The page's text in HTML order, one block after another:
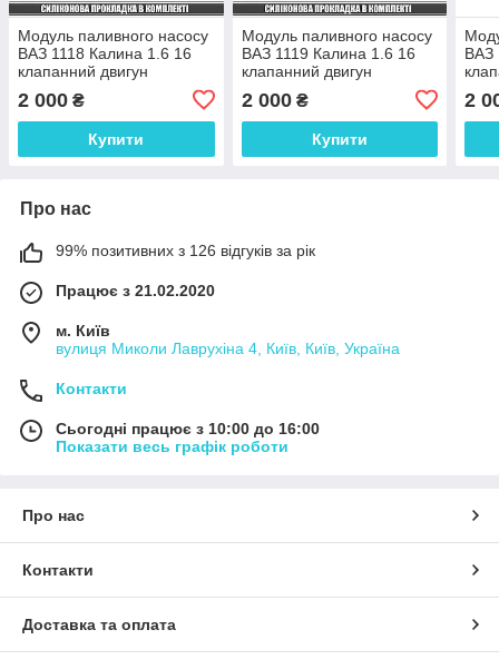
Модуль паливного насосу
ВАЗ 1118 Калина 1.6 16
клапанний двигун
2 000 ₴
Купити
Модуль паливного насосу
ВАЗ 1119 Калина 1.6 16
клапанний двигун
2 000₴
Купити
ВАЗ
2
Про нас
99% позитивних з 126 відгуків за рік
Працює з 21.02.2020
м. Київ
вулиця Миколи Лаврухіна 4, Київ, Київ, Україна
Контакти
Сьогодні працює з 10:00 до 16:00
Показати весь графік роботи
Про нас
Контакти
Доставка та оплата